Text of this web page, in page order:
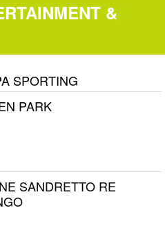
&
SPORTING
PARK
SANDRETTO RE